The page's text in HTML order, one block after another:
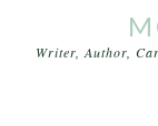
Writer, Author,